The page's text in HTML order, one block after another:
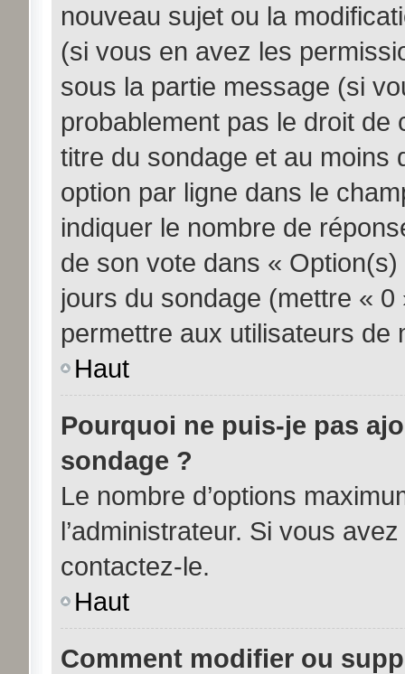
nouveau sujet ou la
(si vous en avez les
sous la partie message (si
probablement pas le droit
titre du sondage et au moins
option par ligne dans le
indiquer le nombre de
de son vote dans «
jours du sondage (mettre «
permettre aux utilisateurs de
Haut
Pourquoi ne puis-je pas
sondage ?
Le nombre d’options
l’administrateur. Si vous
contactez-le.
Haut
Comment modifier ou